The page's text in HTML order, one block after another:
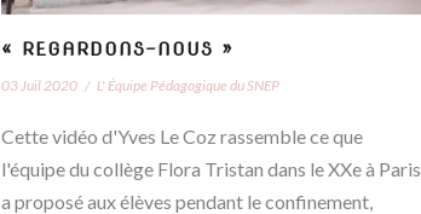
« REGARDONS-NOUS »
03 Juil 2020 / L' Équipe Pédagogique du SNEP
Cette vidéo d'Yves Le Coz rassemble ce que
l'équipe du collège Flora Tristan dans le XXe à Paris
a proposé aux élèves pendant le confinement,